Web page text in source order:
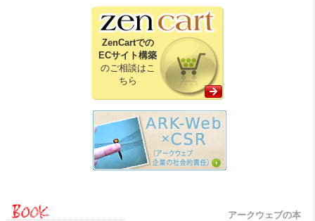
ZenCartでの
ECサイト構築
のご相談はこ
ちら
アークウェブの本